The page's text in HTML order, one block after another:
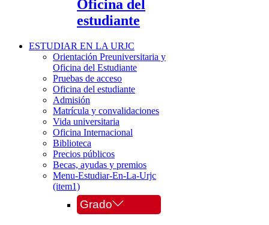
Oficina del
estudiante
ESTUDIAR EN LA URJC
Orientación Preuniversitaria y
Oficina del Estudiante
Pruebas de acceso
Oficina del estudiante
Admisión
Matrícula y convalidaciones
Vida universitaria
Oficina Internacional
Biblioteca
Precios públicos
Becas, ayudas y premios
Menu-Estudiar-En-La-Urjc
(item1)
Grado